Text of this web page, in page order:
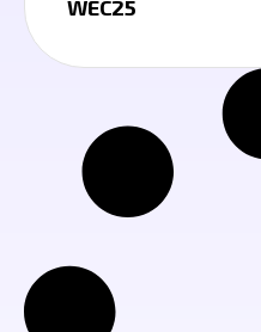
WEC25